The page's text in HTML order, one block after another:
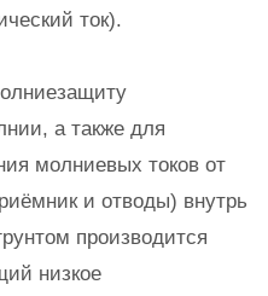
ток).
а также для
молниевых токов от
и отводы) внутрь
производится
низкое